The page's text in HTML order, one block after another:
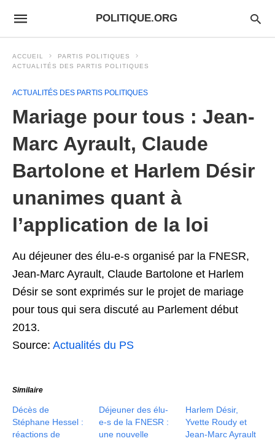
POLITIQUE.ORG
ACCUEIL
PARTIS POLITIQUES
ACTUALITÉS DES PARTIS POLITIQUES
ACTUALITÉS DES PARTIS POLITIQUES
Mariage pour tous : Jean-
Marc Ayrault, Claude
Bartolone et Harlem Désir
unanimes quant à
l’application de la loi
Au déjeuner des élu-e-s organisé par la FNESR,
Jean-Marc Ayrault, Claude Bartolone et Harlem
Désir se sont exprimés sur le projet de mariage
pour tous qui sera discuté au Parlement début
2013.
Source: Actualités du PS
Similaire
Décès de
Stéphane Hessel :
réactions de
Déjeuner des élu-
e-s de la FNESR :
une nouvelle
Harlem Désir,
Yvette Roudy et
Jean-Marc Ayrault